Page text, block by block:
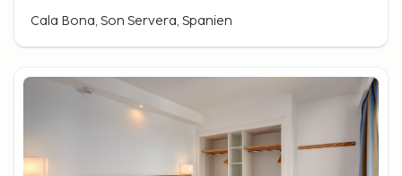
Cala Bona, Son Servera, Spanien